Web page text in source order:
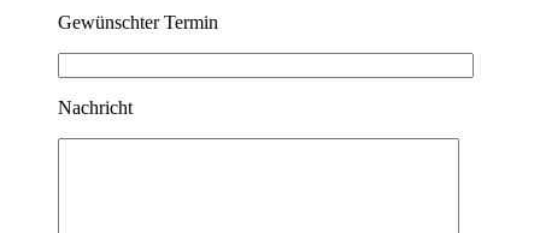
Gewünschter Termin
Nachricht